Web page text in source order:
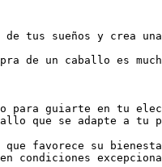
de tus sueños y crea
de un caballo es
para guiarte en tu
que se adapte a
que favorece su
condiciones